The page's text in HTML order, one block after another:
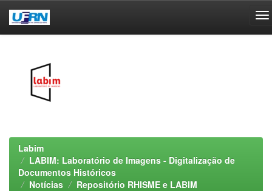
Labim
LABIM: Laboratório de Imagens - Digitalização de
Documentos Históricos
Notícias
Repositório RHISME e LABIM